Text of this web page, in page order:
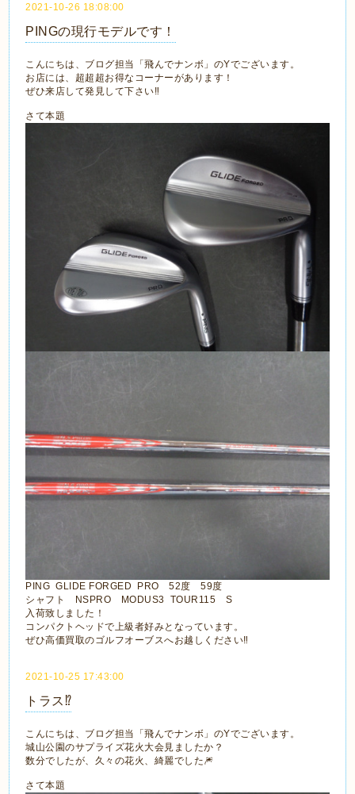
2021-10-26 18:08:00
PINGの現行モデルです！
こんにちは、ブログ担当「飛んでナンボ」のYでございます。
お店には、超超超お得なコーナーがあります！
ぜひ来店して発見して下さい‼
さて本題
PING GLIDE FORGED PRO 52度 59度
シャフト NSPRO MODUS3 TOUR115 S
入荷致しました！
コンパクトヘッドで上級者好みとなっています。
ぜひ高価買取のゴルフオーブスへお越しください‼
2021-10-25 17:43:00
トラス⁉
こんにちは、ブログ担当「飛んでナンボ」のYでございます。
城山公園のサプライズ花火大会見ましたか？
数分でしたが、久々の花火、綺麗でした🎆
さて本題